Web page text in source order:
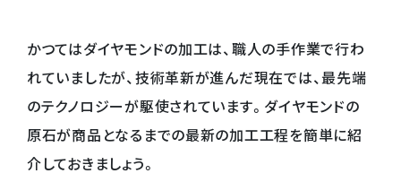
かつてはダイヤモンドの加工は、職人の手作業で行わ
れていましたが、技術革新が進んだ現在では、最先端
のテクノロジーが駆使されています。ダイヤモンドの
原石が商品となるまでの最新の加工工程を簡単に紹
介しておきましょう。